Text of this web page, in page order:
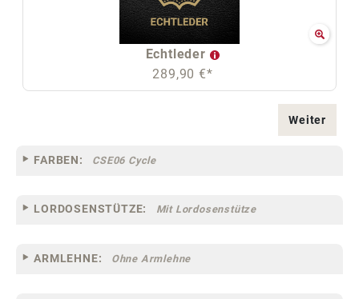
Echtleder
289,90 €*
Weiter
FARBEN: CSE06 Cycle
LORDOSENSTÜTZE: Mit Lordosenstütze
ARMLEHNE: Ohne Armlehne